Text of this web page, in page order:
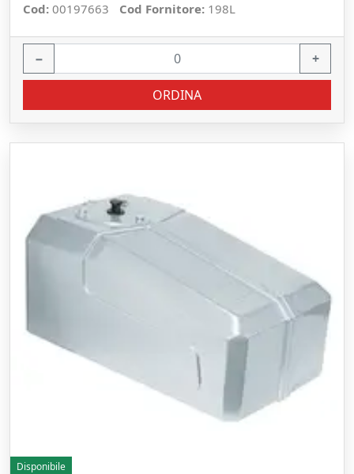
Cod: 00197663 Cod Fornitore: 198L
− +
ORDINA
Disponibile